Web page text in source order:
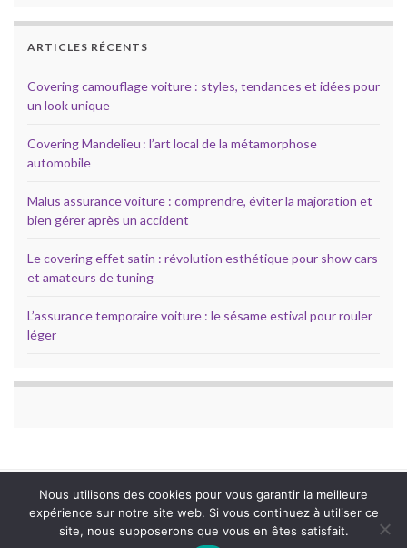
ARTICLES RÉCENTS
Covering camouflage voiture : styles, tendances et idées pour
un look unique
Covering Mandelieu : l’art local de la métamorphose
automobile
Malus assurance voiture : comprendre, éviter la majoration et
bien gérer après un accident
Le covering effet satin : révolution esthétique pour show cars
et amateurs de tuning
L’assurance temporaire voiture : le sésame estival pour rouler
léger
Nous utilisons des cookies pour vous garantir la meilleure
expérience sur notre site web. Si vous continuez à utiliser ce
site, nous supposerons que vous en êtes satisfait.